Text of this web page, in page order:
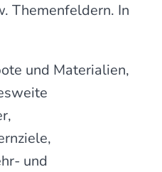
Themen­feldern. In
und Materialien,
und